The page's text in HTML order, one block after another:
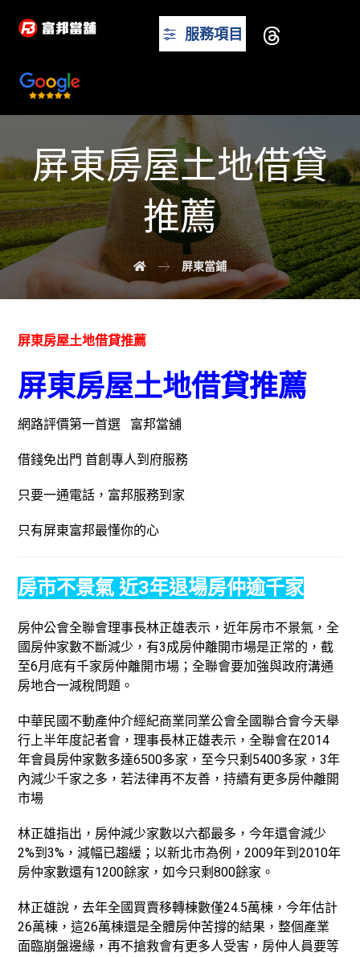
服務項目
屏東房屋土地借貸
推薦
屏東當鋪
屏東房屋土地借貸推薦
屏東房屋土地借貸推薦
網路評價第一首選 富邦當舖
借錢免出門 首創專人到府服務
只要一通電話，富邦服務到家
只有屏東富邦最懂你的心
房市不景氣 近3年退場房仲逾千家
房仲公會全聯會理事長林正雄表示，近年房市不景氣，全
國房仲家數不斷減少，有3成房仲離開市場是正常的，截
至6月底有千家房仲離開市場；全聯會要加強與政府溝通
房地合一減稅問題。
中華民國不動產仲介經紀商業同業公會全國聯合會今天舉
行上半年度記者會，理事長林正雄表示，全聯會在2014
年會員房仲家數多達6500多家，至今只剩5400多家，3年
內減少千家之多，若法律再不友善，持續有更多房仲離開
市場
林正雄指出，房仲減少家數以六都最多，今年還會減少
2%到3%，減幅已趨緩；以新北市為例，2009年到2010年
房仲家數還有1200餘家，如今只剩800餘家。
林正雄說，去年全國買賣移轉棟數僅24.5萬棟，今年估計
26萬棟，這26萬棟還是全體房仲苦撐的結果，整個產業
面臨崩盤邊緣，再不搶救會有更多人受害，房仲人員要等